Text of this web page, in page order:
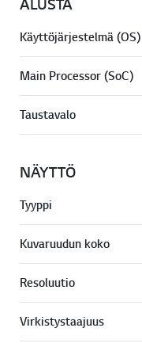
ALUSTA
Käyttöjärjestelmä (OS)
Main Processor (SoC)
Taustavalo
NÄYTTÖ
Tyyppi
Kuvaruudun koko
Resoluutio
Virkistystaajuus